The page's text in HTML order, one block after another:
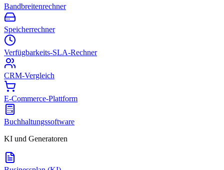
Bandbreitenrechner
Speicherrechner
Verfügbarkeits-SLA-Rechner
CRM-Vergleich
E-Commerce-Plattform
Buchhaltungssoftware
KI und Generatoren